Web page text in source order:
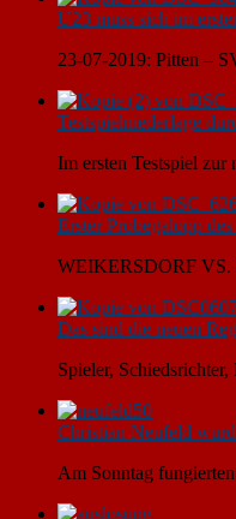
U23 muss sich im
23-07-2019: Pitten –
Testspielniederlage
Im ersten Testspiel zur
Erster Probegalopp
WEIKERSDORF VS.
Das sind die neuen
Spieler,
Christian Neufeld
Am Sonntag